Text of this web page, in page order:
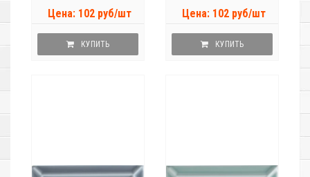
Цена: 102 руб/шт
КУПИТЬ
Цена: 102 руб/шт
КУПИТЬ